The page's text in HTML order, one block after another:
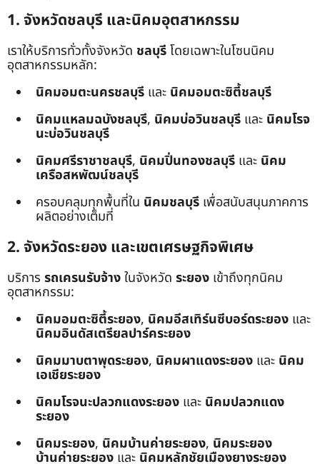
1. จังหวัดชลบุรี และนิคมอุตสาหกรรม
เราให้บริการทั่วทั้งจังหวัด ชลบุรีโดยเฉพาะในโซนนิคม
อุตสาหกรรมหลัก:
นิคมอมตะนครชลบุรี และ นิคมอมตะซิตี้ชลบุรี
นิคมแหลมฉบังชลบุรี, นิคมบ่อวินชลบุรี และ นิคมโรจ
นะบ่อวินชลบุรี
นิคมศรีราชาชลบุรี, นิคมปิ่นทองชลบุรี และ นิคม
เครือสหพัฒน์ชลบุรี
ครอบคลุมทุกพื้นที่ใน นิคมชลบุรี เพื่อสนับสนุนภาคการ
ผลิตอย่างเต็มที่
2. จังหวัดระยอง และเขตเศรษฐกิจพิเศษ
บริการ รถเครนรับจ้างในจังหวัด ระยอง เข้าถึงทุกนิคม
อุตสาหกรรม:
นิคมอมตะซิตี้ระยอง, นิคมอีสเทิร์นซีบอร์ดระยอง และ
นิคมอินดัสเตรียลปาร์คระยอง
นิคมมาบตาพุดระยอง, นิคมผาแดงระยอง และ นิคม
เอเชียระยอง
นิคมโรจนะปลวกแดงระยอง และ นิคมปลวกแดง
ระยอง
นิคมระยอง, นิคมบ้านค่ายระยอง, นิคมระยอง
บ้านค่ายระยอง และ นิคมหลักชัยเมืองยางระยอง